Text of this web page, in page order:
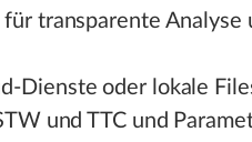
transparente Analyse
Dienste oder lokale
und TTC und